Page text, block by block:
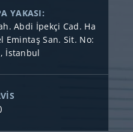
YAKASI:
Abdi İpekçi Cad. Ha
Emintaş San. Sit. No:
İstanbul